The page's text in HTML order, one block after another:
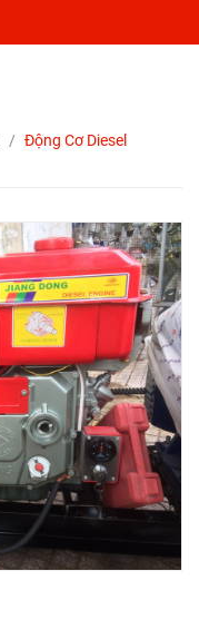
/ Động Cơ Diesel